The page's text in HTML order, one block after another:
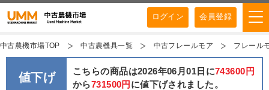
ログイン 会員登録
中古農機市場TOP 中古農機具一覧 中古フレールモア フレール
値下げ こちらの商品は2026年06月01日に743600円
から731500円 に値下げされました。